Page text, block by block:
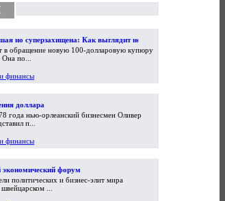
но суперзахищена: Как выглядит новая
купюра
обращение новую 100-долларовую купюру
по...
финансы
доллара
года нью-орлеанский бизнесмен Оливер
п...
финансы
форум
политических и бизнес-элит мира
...